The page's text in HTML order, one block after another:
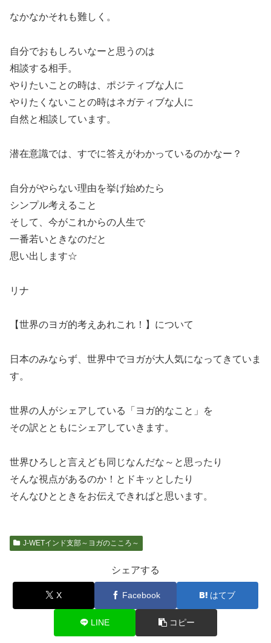
なかなかそれも難しく。
自分でおもしろいなーと思うのは
相談する相手。
やりたいことの時は、ポジティブな人に
やりたくないことの時はネガティブな人に
自然と相談しています。
潜在意識では、すでに答えがわかっているのかなー？
自分がやらない理由を挙げ始めたら
シンプル考えること
そして、今がこれからの人生で
一番若いときなのだと
思い出します☆
リナ
【世界のヨガ的考えあれこれ！】について
日本のみならず、世界中でヨガが大人気になってきていま
す。
世界の人がシェアしている「ヨガ的なこと」を
その訳とともにシェアしていきます。
世界ひろしと言えども同じなんだな～と思ったり
そんな視点があるのか！とドキッとしたり
そんなひとときをお伝えできればと思います。
J-WETインド支部～ヨガのこころ～
シェアする
X Facebook はてブ
LINE コピー